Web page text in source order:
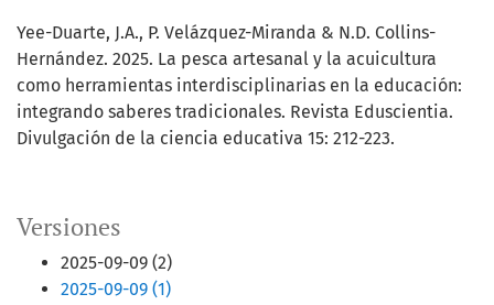
Versiones
2025-09-09 (2)
2025-09-09 (1)
Yee-Duarte, J.A., P. Velázquez-Miranda & N.D. Collins-
Hernández. 2025. La pesca artesanal y la acuicultura
como herramientas interdisciplinarias en la educación:
integrando saberes tradicionales. Revista Eduscientia.
Divulgación de la ciencia educativa 15: 212-223.